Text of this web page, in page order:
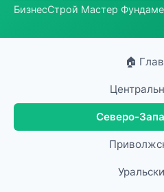
БизнесСтрой Мастер
🏠
Северо-